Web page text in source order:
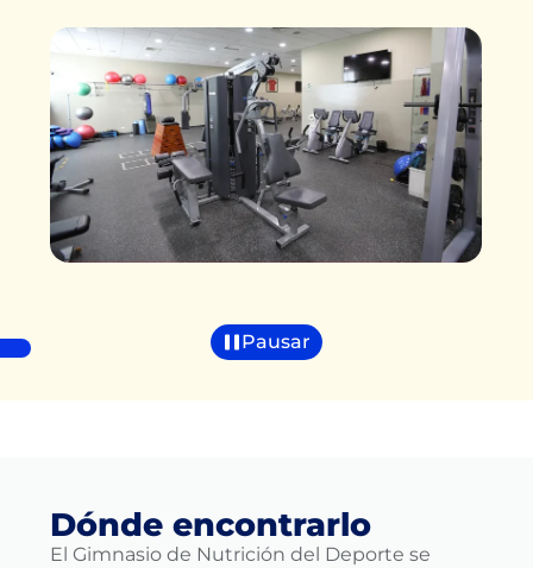
Pausar
Dónde encontrarlo
El Gimnasio de Nutrición del Deporte se